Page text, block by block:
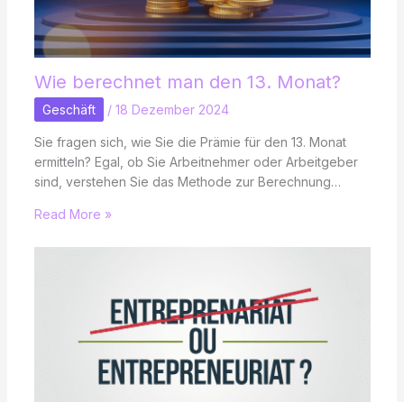
Wie berechnet man den 13. Monat?
Geschäft / 18 Dezember 2024
Sie fragen sich, wie Sie die Prämie für den 13. Monat
ermitteln? Egal, ob Sie Arbeitnehmer oder Arbeitgeber
sind, verstehen Sie das Methode zur Berechnung…
Read More »